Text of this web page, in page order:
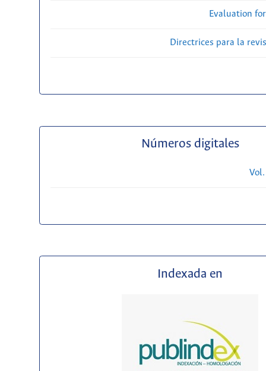
Evaluation
Directrices para la
Números digitales
Indexada en